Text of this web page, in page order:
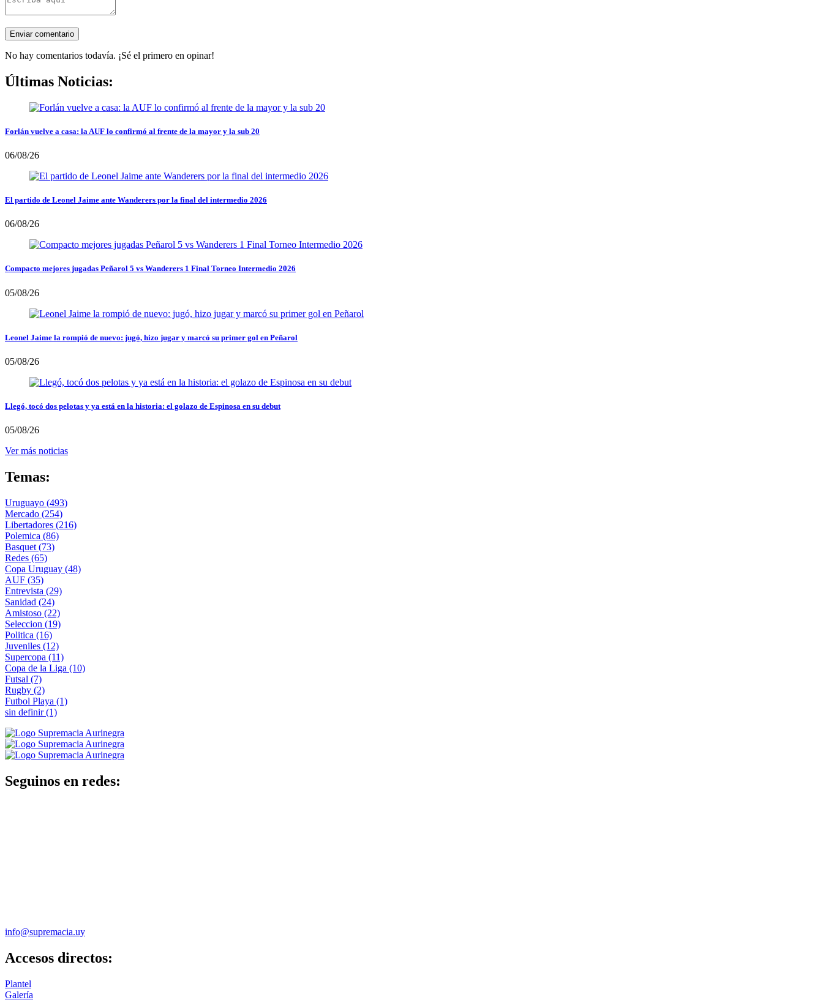
No hay comentarios todavía. ¡Sé el primero en opinar!
Últimas Noticias:
Forlán vuelve a casa: la AUF lo confirmó al frente de la mayor y la sub 20
06/08/26
El partido de Leonel Jaime ante Wanderers por la final del intermedio 2026
06/08/26
Compacto mejores jugadas Peñarol 5 vs Wanderers 1 Final Torneo Intermedio 2026
05/08/26
Leonel Jaime la rompió de nuevo: jugó, hizo jugar y marcó su primer gol en Peñarol
05/08/26
Llegó, tocó dos pelotas y ya está en la historia: el golazo de Espinosa en su debut
05/08/26
Ver más noticias
Temas:
Uruguayo (493)
Mercado (254)
Libertadores (216)
Polemica (86)
Basquet (73)
Redes (65)
Copa Uruguay (48)
AUF (35)
Entrevista (29)
Sanidad (24)
Amistoso (22)
Seleccion (19)
Politica (16)
Juveniles (12)
Supercopa (11)
Copa de la Liga (10)
Futsal (7)
Rugby (2)
Futbol Playa (1)
sin definir(1)
Seguinos en redes:
info@supremacia.uy
Accesos directos:
Plantel
Galería